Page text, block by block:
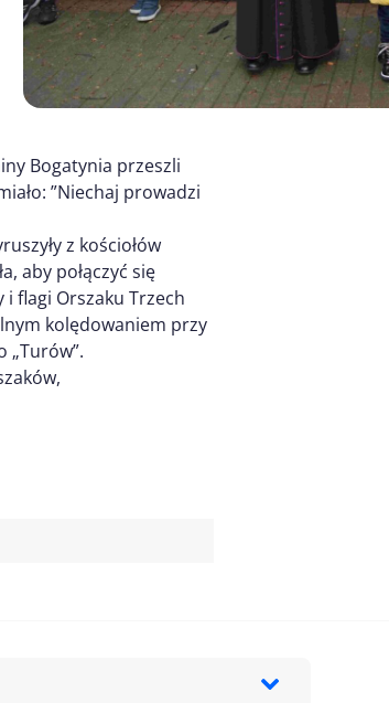
Bogatynia przeszli
”Niechaj prowadzi
z kościołów
aby połączyć się
i flagi Orszaku Trzech
kolędowaniem przy
„Turów”.